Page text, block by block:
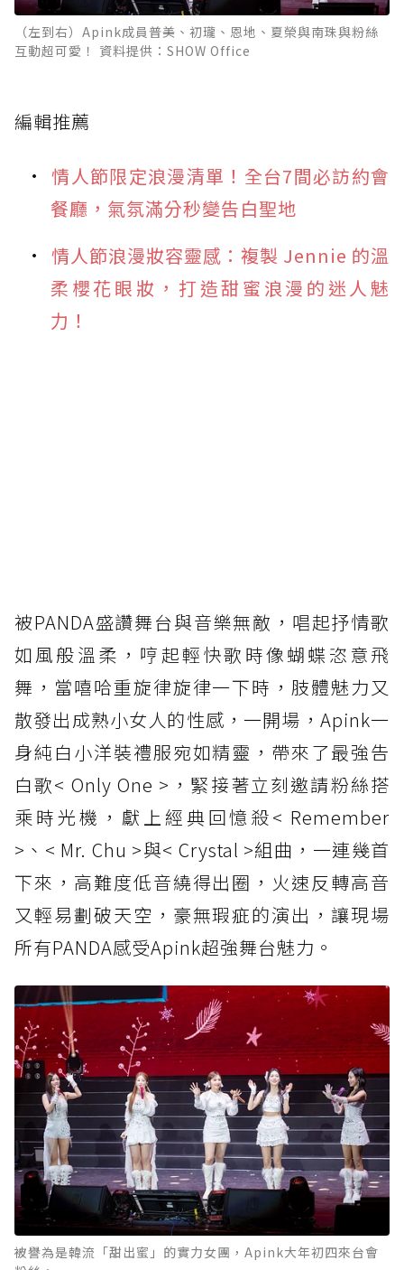
（左到右）Apink成員普美、初瓏、恩地、夏榮與南珠與粉絲
互動超可愛！ 資料提供：SHOW Office
編輯推薦
情人節限定浪漫清單！全台7間必訪約會
餐廳，氣氛滿分秒變告白聖地
情人節浪漫妝容靈感：複製 Jennie 的溫
柔櫻花眼妝，打造甜蜜浪漫的迷人魅
力！
被PANDA盛讚舞台與音樂無敵，唱起抒情歌
如風般溫柔，哼起輕快歌時像蝴蝶恣意飛
舞，當嘻哈重旋律旋律一下時，肢體魅力又
散發出成熟小女人的性感，一開場，Apink一
身純白小洋裝禮服宛如精靈，帶來了最強告
白歌< Only One >，緊接著立刻邀請粉絲搭
乘時光機，獻上經典回憶殺< Remember
>、< Mr. Chu >與< Crystal >組曲，一連幾首
下來，高難度低音繞得出圈，火速反轉高音
又輕易劃破天空，豪無瑕疵的演出，讓現場
所有PANDA感受Apink超強舞台魅力。
被譽為是韓流「甜出蜜」的實力女團，Apink大年初四來台會